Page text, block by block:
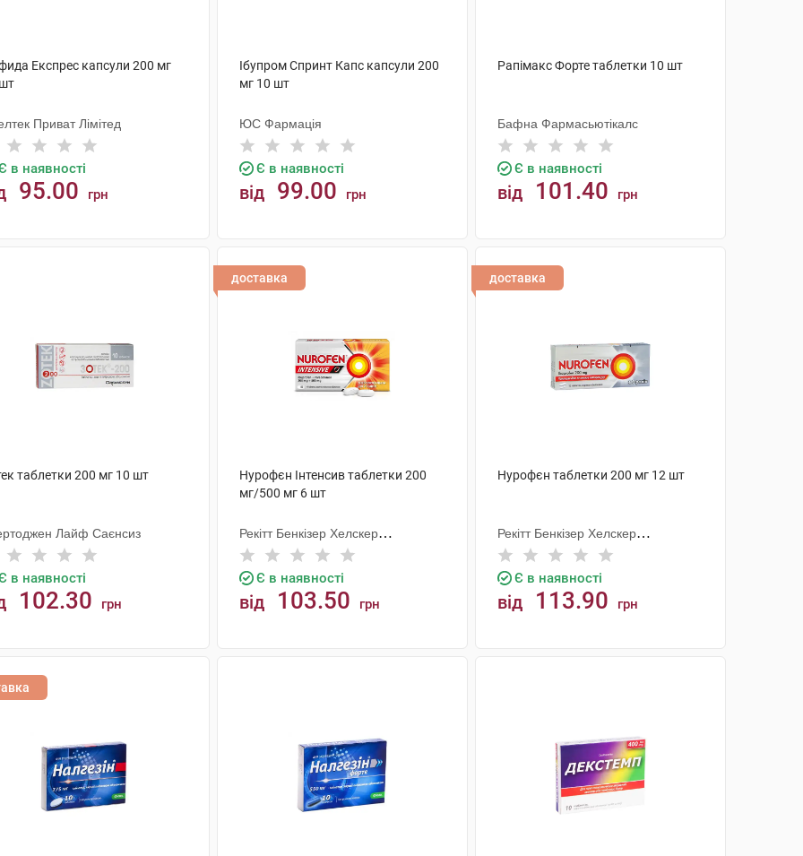
Експрес капсули 200 мг
Приват Лімітед
в наявності
95.00 грн
Ібупром Спринт Капс капсули 200
мг 10 шт
ЮС Фармація
Є в наявності
від 99.00 грн
Рапімакс Форте таблетки 10 шт
Бафна Фармасьютікалс
Є в наявності
від 101.40 грн
таблетки 200 мг 10 шт
Лайф Саєнсиз
в наявності
102.30 грн
доставка
Нурофєн Інтенсив таблетки 200
мг/500 мг 6 шт
Рекітт Бенкізер Хелскер
Інтернешнл
Є в наявності
від 103.50 грн
доставка
Нурофєн таблетки 200 мг 12 шт
Рекітт Бенкізер Хелскер
Інтернешнл
Є в наявності
від 113.90 грн